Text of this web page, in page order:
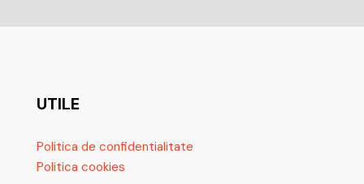
UTILE
Politica de confidentialitate
Politica cookies